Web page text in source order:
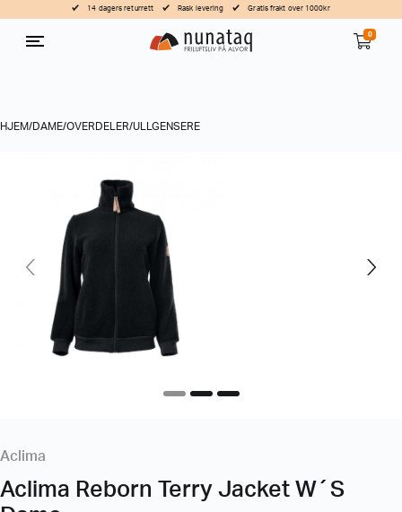
14 dagers returrett Rask levering Gratis frakt over 1000kr
0
HJEM/DAME/OVERDELER/ULLGENSERE
Aclima
Aclima Reborn Terry Jacket W´S